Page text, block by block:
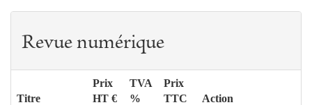
Revue numérique
Titre
Prix
HT €
TVA
%
Prix
TTC
Action